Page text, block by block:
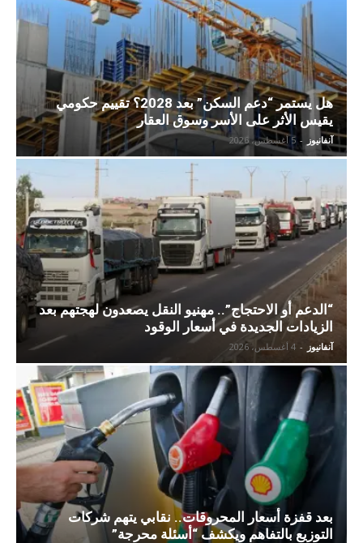
هل يستمر “دعم السكن” بعد 2028؟ تقييم حكومي
يقيس الأثر على الأسر وسوق العقار
آنفانيوز - 5 أغسطس، 2026
“الدعم أو الاحتجاج”.. مهنيو النقل يصعدون لهجتهم بعد
الزيادات الجديدة في أسعار الوقود
آنفانيوز - 4 أغسطس، 2026
بعد قفزة أسعار المحروقات.. نقابي يتهم شركات
التوزيع بالتفاهم ويكشف “أسئلة محرجة”